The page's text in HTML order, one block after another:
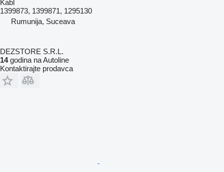
Kabl
1399873, 1399871, 1295130
Rumunija, Suceava
DEZSTORE S.R.L.
14godina na Autoline
Kontaktirajte prodavca